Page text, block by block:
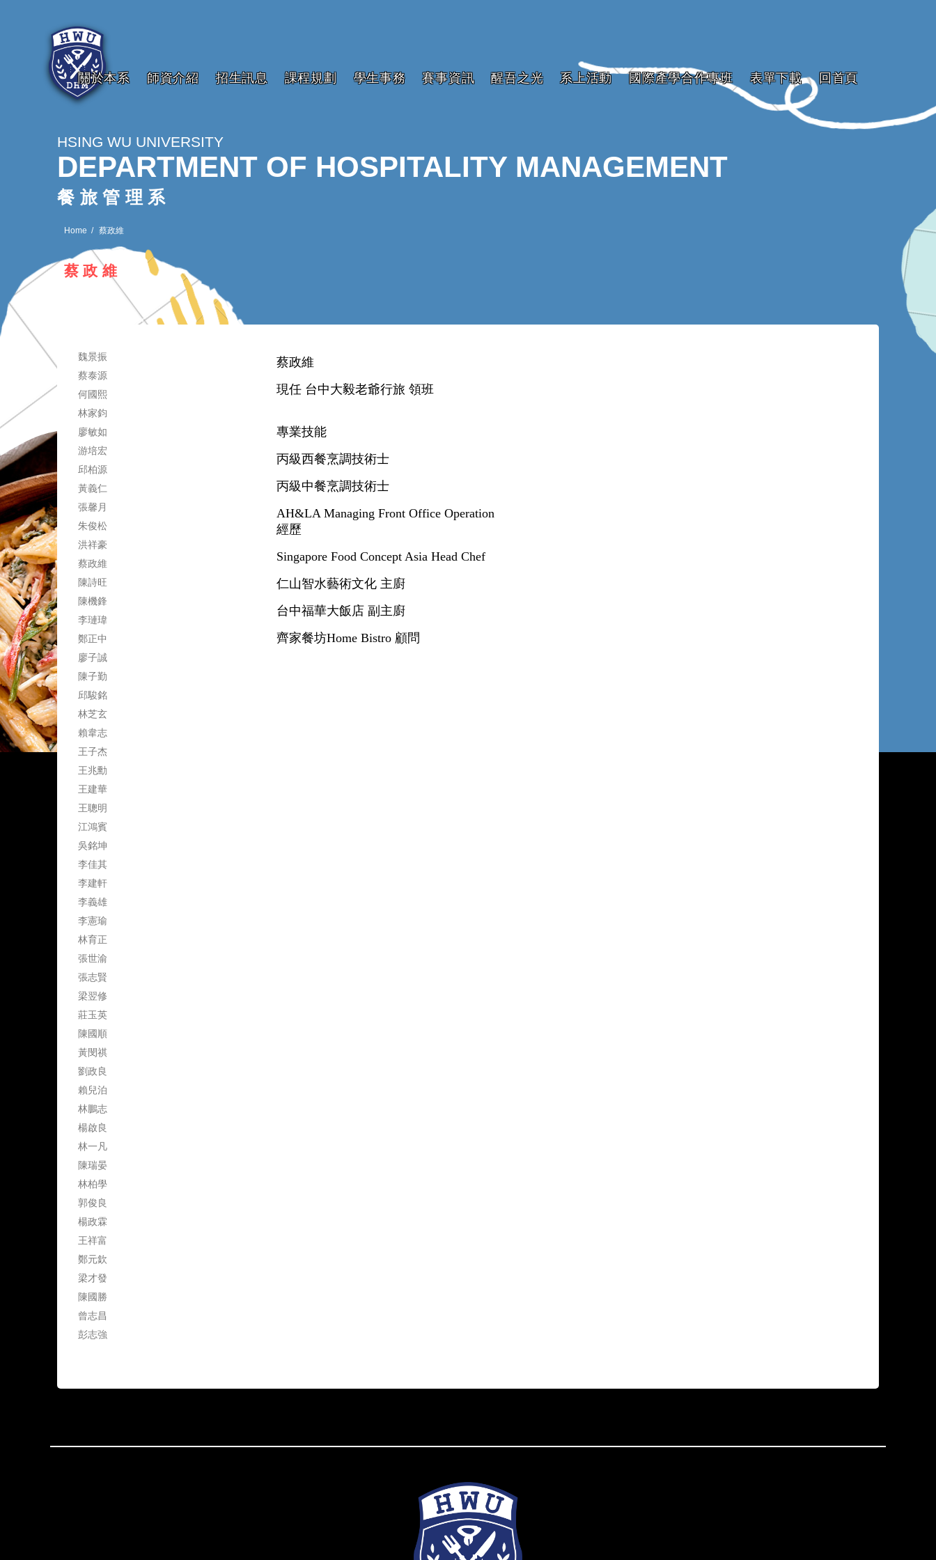
關於本系 師資介紹 招生訊息 課程規劃 學生事務 賽事資訊 醒吾之光 系上活動 國際產學合作專班 表單下載 回首頁
HSING WU UNIVERSITY
DEPARTMENT OF HOSPITALITY MANAGEMENT
餐旅管理系
Home 蔡政維
蔡政維
魏景振
蔡泰源
何國熙
林家鈞
廖敏如
游培宏
邱柏源
黃義仁
張馨月
朱俊松
洪祥豪
蔡政維
陳詩旺
陳機鋒
李璉瑋
鄭正中
廖子誠
陳子勤
邱駿銘
林芝玄
賴韋志
王子杰
王兆勳
王建華
王聰明
江鴻賓
吳銘坤
李佳其
李建軒
李義雄
李憲瑜
林育正
張世渝
張志賢
梁翌修
莊玉英
陳國順
黃閔祺
劉政良
賴兒泊
林鵬志
楊啟良
林一凡
陳瑞晏
林柏學
郭俊良
楊政霖
王祥富
鄭元欽
梁才發
陳國勝
曾志昌
彭志強
蔡政維
現任 台中大毅老爺行旅 領班
專業技能
丙級西餐烹調技術士
丙級中餐烹調技術士
AH&LA Managing Front Office Operation
經歷
Singapore Food Concept Asia Head Chef
仁山智水藝術文化 主廚
台中福華大飯店 副主廚
齊家餐坊Home Bistro 顧問